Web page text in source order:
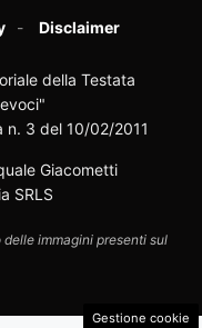
Disclaimer
della Testata
n. 3 del 10/02/2011
Giacometti
SRLS
immagini presenti sul
Gestione cookie